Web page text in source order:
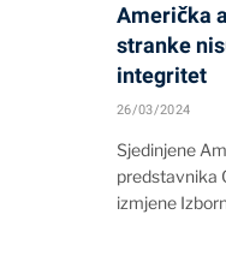
Američka
stranke
integritet
26/03/2024
Sjedinjene
predstavnika
izmjene